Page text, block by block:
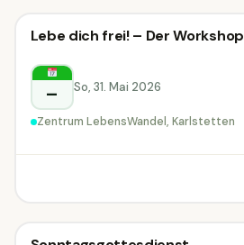
Sonstiges
Karlstetten
Sonstiges
Lebe dich frei! – Der Workshop
– So, 31. Mai 2026
Zentrum LebensWandel, Karlstetten